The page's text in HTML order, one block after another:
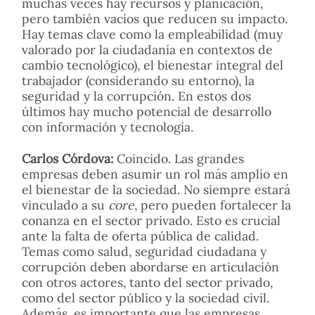
muchas veces hay recursos y planicación,
pero también vacíos que reducen su impacto.
Hay temas clave como la empleabilidad (muy
valorado por la ciudadanía en contextos de
cambio tecnológico), el bienestar integral del
trabajador (considerando su entorno), la
seguridad y la corrupción. En estos dos
últimos hay mucho potencial de desarrollo
con información y tecnología.
Carlos Córdova: Coincido. Las grandes
empresas deben asumir un rol más amplio en
el bienestar de la sociedad. No siempre estará
vinculado a su core, pero pueden fortalecer la
conanza en el sector privado. Esto es crucial
ante la falta de oferta pública de calidad.
Temas como salud, seguridad ciudadana y
corrupción deben abordarse en articulación
con otros actores, tanto del sector privado,
como del sector público y la sociedad civil.